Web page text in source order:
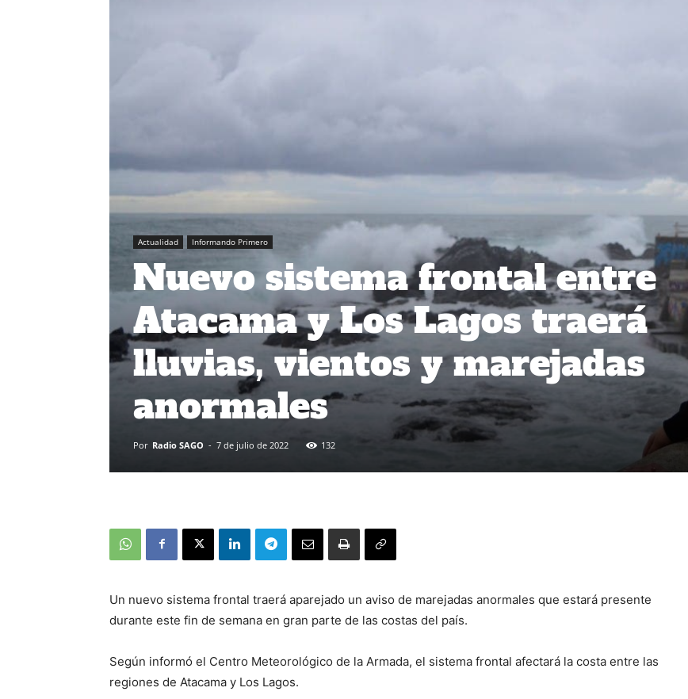
Actualidad Informando Primero
Nuevo sistema frontal entre
Atacama y Los Lagos traerá
lluvias, vientos y marejadas
anormales
Por Radio SAGO - 7 de julio de 2022 132
Un nuevo sistema frontal traerá aparejado un aviso de marejadas anormales que estará presente
durante este fin de semana en gran parte de las costas del país.
Según informó el Centro Meteorológico de la Armada, el sistema frontal afectará la costa entre las
regiones de Atacama y Los Lagos.